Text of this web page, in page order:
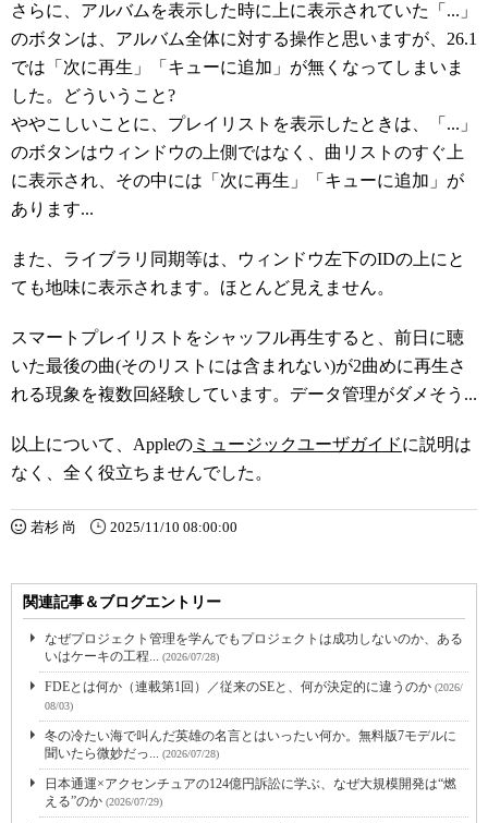
さらに、アルバムを表示した時に上に表示されていた「...」
のボタンは、アルバム全体に対する操作と思いますが、26.1
では「次に再生」「キューに追加」が無くなってしまいま
した。どういうこと?
ややこしいことに、プレイリストを表示したときは、「...」
のボタンはウィンドウの上側ではなく、曲リストのすぐ上
に表示され、その中には「次に再生」「キューに追加」が
あります...
また、ライブラリ同期等は、ウィンドウ左下のIDの上にと
ても地味に表示されます。ほとんど見えません。
スマートプレイリストをシャッフル再生すると、前日に聴
いた最後の曲(そのリストには含まれない)が2曲めに再生さ
れる現象を複数回経験しています。データ管理がダメそう...
以上について、Appleの ミュージックユーザガイドに説明は
なく、全く役立ちませんでした。
若杉 尚 2025/11/10 08:00:00
関連記事＆ブログエントリー
なぜプロジェクト管理を学んでもプロジェクトは成功しないのか、ある
いはケーキの工程... (2026/07/28)
FDEとは何か（連載第1回）／従来のSEと、何が決定的に違うのか (2026/
08/03)
冬の冷たい海で叫んだ英雄の名言とはいったい何か。無料版7モデルに
聞いたら微妙だっ... (2026/07/28)
日本通運×アクセンチュアの124億円訴訟に学ぶ、なぜ大規模開発は“燃
える”のか (2026/07/29)